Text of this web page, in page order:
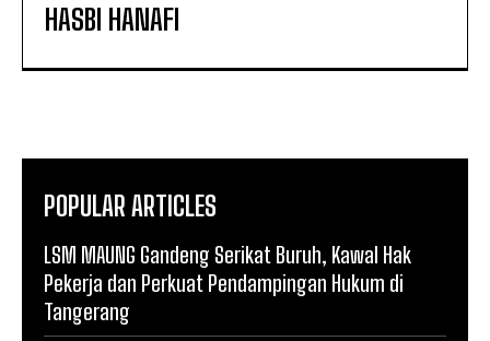
HASBI HANAFI
POPULAR ARTICLES
LSM MAUNG Gandeng Serikat Buruh, Kawal Hak
Pekerja dan Perkuat Pendampingan Hukum di
Tangerang